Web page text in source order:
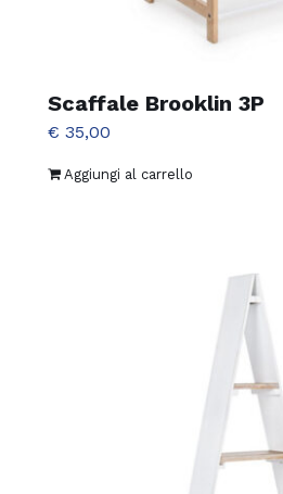
Scaffale Brooklin 3P
€ 35,00
Aggiungi al carrello